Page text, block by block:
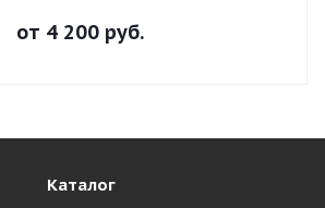
от 4 200руб.
Каталог